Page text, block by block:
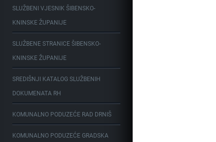
SLUŽBENI VJESNIK ŠIBENSKO-
KNINSKE ŽUPANIJE
SLUŽBENE STRANICE ŠIBENSKO-
KNINSKE ŽUPANIJE
SREDIŠNJI KATALOG SLUŽBENIH
DOKUMENATA RH
KOMUNALNO PODUZEĆE RAD DRNIŠ
KOMUNALNO PODUZEĆE GRADSKA